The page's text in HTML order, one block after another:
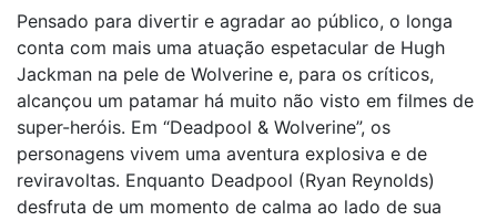
Pensado para divertir e agradar ao público, o longa
conta com mais uma atuação espetacular de Hugh
Jackman na pele de Wolverine e, para os críticos,
alcançou um patamar há muito não visto em filmes de
super-heróis. Em “Deadpool & Wolverine”, os
personagens vivem uma aventura explosiva e de
reviravoltas. Enquanto Deadpool (Ryan Reynolds)
desfruta de um momento de calma ao lado de sua